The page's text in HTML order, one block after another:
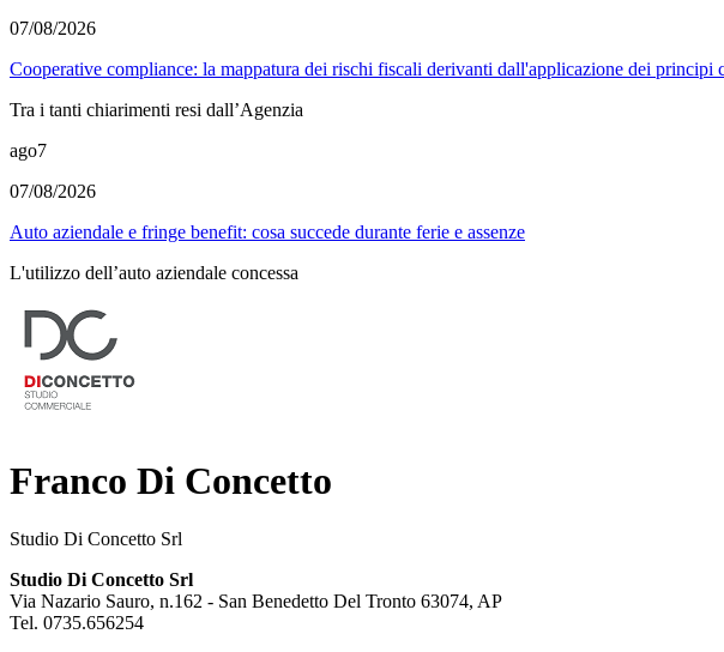
07/08/2026
Cooperative compliance: la mappatura dei rischi fiscali derivanti dall'applicazione dei principi
Tra i tanti chiarimenti resi dall’Agenzia
ago7
07/08/2026
Auto aziendale e fringe benefit: cosa succede durante ferie e assenze
L'utilizzo dell’auto aziendale concessa
Franco Di Concetto
Studio Di Concetto Srl
Studio Di Concetto Srl
Via Nazario Sauro, n.162 - San Benedetto Del Tronto 63074, AP
Tel. 0735.656254